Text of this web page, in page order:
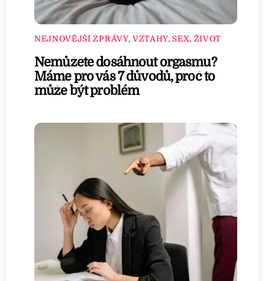
NEJNOVĚJŠÍ ZPRÁVY, VZTAHY, SEX, ŽIVOT
Nemůžete dosáhnout orgasmu?
Máme pro vás 7 důvodů, proč to
může být problém